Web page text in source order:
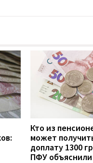
Кто из
может
доплату 1300
ПФУ объяснили